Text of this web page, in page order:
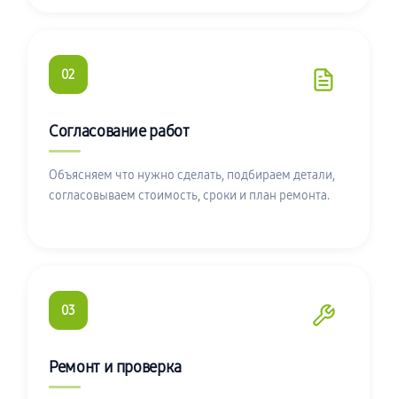
02
Согласование работ
Объясняем что нужно сделать, подбираем детали,
согласовываем стоимость, сроки и план ремонта.
03
Ремонт и проверка